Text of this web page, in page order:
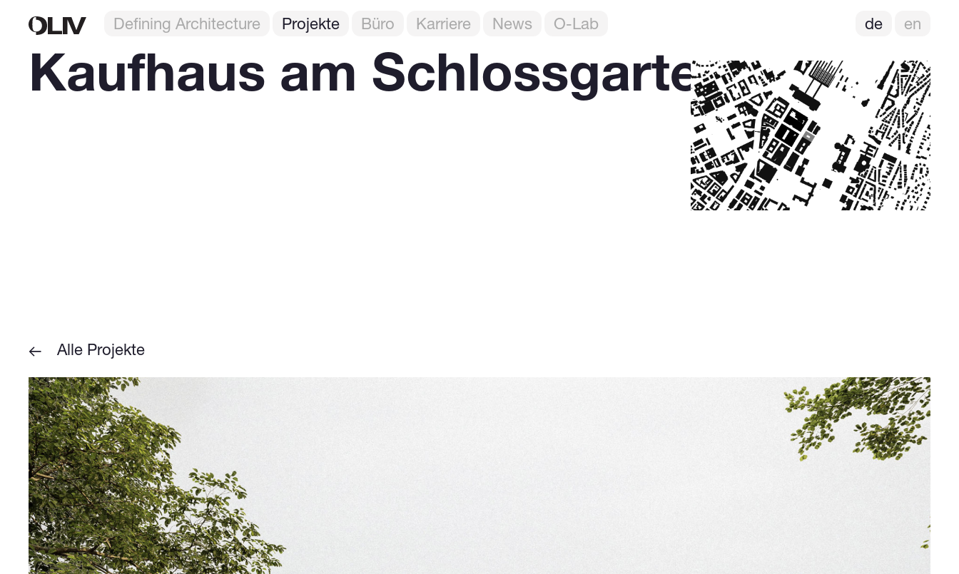
Defining Architecture Projekte Büro Karriere News O-Lab de en
Kaufhaus am Schlossgarten
Alle Projekte